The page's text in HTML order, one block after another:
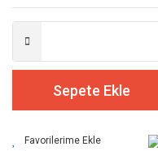
Sepete Ekle